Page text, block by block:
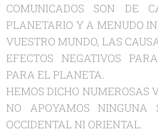
COMUNICADOS SON DE
PLANETARIO Y A MENUDO
VUESTRO MUNDO, LAS
EFECTOS NEGATIVOS
PARA EL PLANETA.
HEMOS DICHO NUMEROSAS
NO APOYAMOS NINGUNA
OCCIDENTAL NI ORIENTAL.